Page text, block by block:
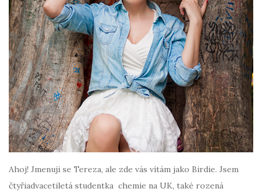
Ahoj! Jmenuji se Tereza, ale zde vás vítám jako Birdie. Jsem
čtyřiadvacetiletá studentka chemie na UK, také rozená